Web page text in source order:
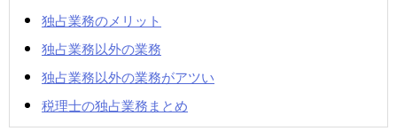
独占業務のメリット
独占業務以外の業務
独占業務以外の業務がアツい
税理士の独占業務まとめ